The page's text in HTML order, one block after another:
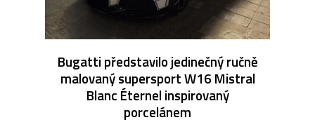
Bugatti představilo jedinečný ručně
malovaný supersport W16 Mistral
Blanc Éternel inspirovaný
porcelánem